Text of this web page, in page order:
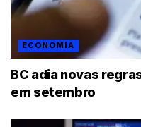
ECONOMIA
BC adia novas
em setembro